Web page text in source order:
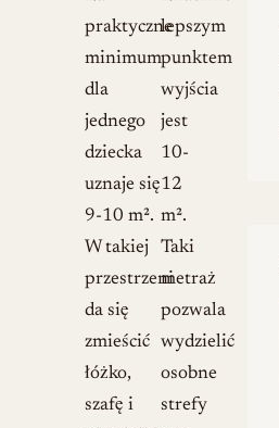
praktyczne
minimum
dla
jednego
dziecka
uznaje się
9-10 m².
W takiej
przestrzeni
da się
zmieścić
łóżko,
szafę i
lepszym
punktem
wyjścia
jest
10-
12
m².
Taki
metraż
pozwala
wydzielić
osobne
strefy